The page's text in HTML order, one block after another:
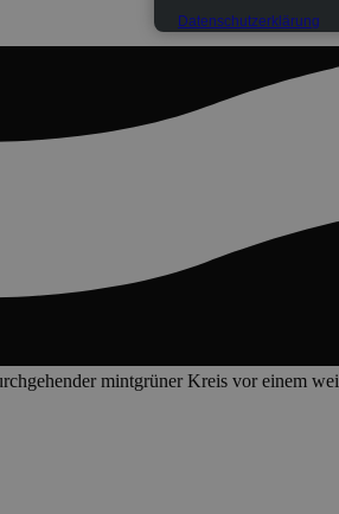
Datenschutzerklärung